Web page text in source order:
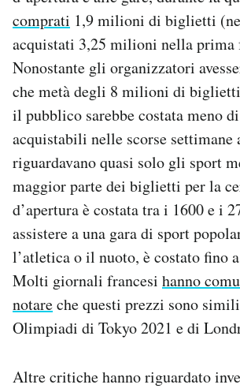
comprati 1,9 milioni di biglietti
acquistati 3,25 milioni nella prima
Nonostante gli organizzatori
che metà degli 8 milioni di
il pubblico sarebbe costata meno
acquistabili nelle scorse settimane
riguardavano quasi solo gli sport
maggior parte dei biglietti per la
d’apertura è costata tra i 1600 e i
assistere a una gara di sport
l’atletica o il nuoto, è costato fino
Molti giornali francesi hanno
notareche questi prezzi sono
Olimpiadi di Tokyo 2021 e di
Altre critiche hanno riguardato